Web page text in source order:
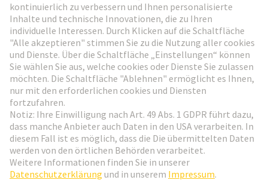
Weiter zur Anmeldung
Social Media
Deutschland Deutsch